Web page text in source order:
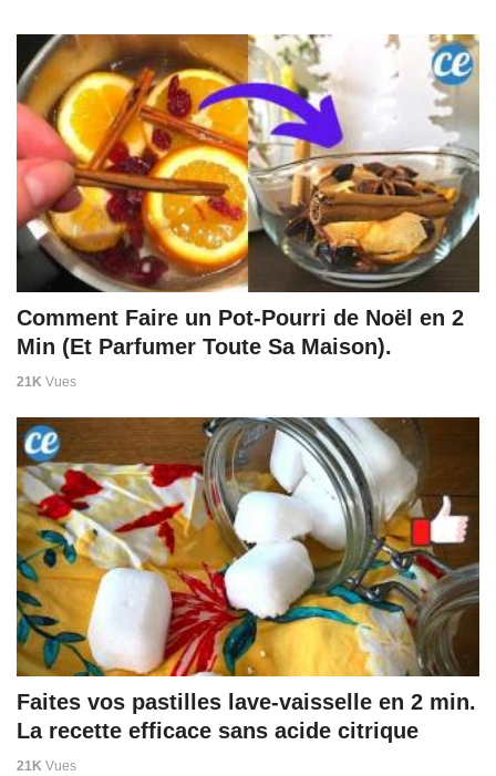
Comment Faire un Pot-Pourri de Noël en 2
Min (Et Parfumer Toute Sa Maison).
21K Vues
Faites vos pastilles lave-vaisselle en 2 min.
La recette efficace sans acide citrique
21K Vues